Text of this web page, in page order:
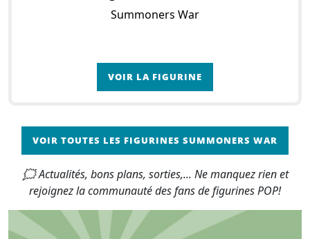
Summoners War
VOIR LA FIGURINE
VOIR TOUTES LES FIGURINES SUMMONERS WAR
🗯 Actualités, bons plans, sorties,... Ne manquez rien et
rejoignez la communauté des fans de figurines POP!